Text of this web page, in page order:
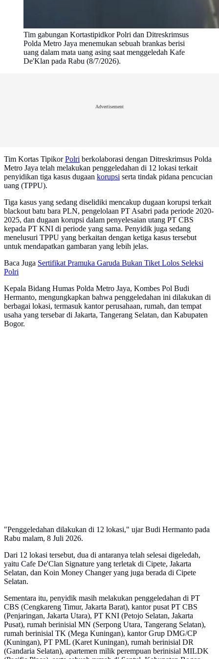
Tim gabungan Kortastipidkor Polri dan Ditreskrimsus
Polda Metro Jaya menemukan sebuah brankas berisi
uang dalam mata uang asing saat menggeledah Kafe
De'Klan pada Rabu (8/7/2026).
Advertisement
Tim Kortas TipikorPolri berkolaborasi dengan Ditreskrimsus Polda
Metro Jaya telah melakukan penggeledahan di 12 lokasi terkait
penyidikan tiga kasus dugaan korupsi serta tindak pidana pencucian
uang (TPPU).
Tiga kasus yang sedang diselidiki mencakup dugaan korupsi terkait
blackout batu bara PLN, pengelolaan PT Asabri pada periode 2020-
2025, dan dugaan korupsi dalam penyelesaian utang PT CBS
kepada PT KNI di periode yang sama. Penyidik juga sedang
menelusuri TPPU yang berkaitan dengan ketiga kasus tersebut
untuk mendapatkan gambaran yang lebih jelas.
Baca Juga Sertifikat Pramuka Garuda Bukan Tiket Lolos Seleksi
Polri
Kepala Bidang Humas Polda Metro Jaya, Kombes Pol Budi
Hermanto, mengungkapkan bahwa penggeledahan ini dilakukan di
berbagai lokasi, termasuk kantor perusahaan, rumah, dan tempat
usaha yang tersebar di Jakarta, Tangerang Selatan, dan Kabupaten
Bogor.
"Penggeledahan dilakukan di 12 lokasi," ujar Budi Hermanto pada
Rabu malam, 8 Juli 2026.
Dari 12 lokasi tersebut, dua di antaranya telah selesai digeledah,
yaitu Cafe De'Clan Signature yang terletak di Cipete, Jakarta
Selatan, dan Koin Money Changer yang juga berada di Cipete
Selatan.
Sementara itu, penyidik masih melakukan penggeledahan di PT
CBS (Cengkareng Timur, Jakarta Barat), kantor pusat PT CBS
(Penjaringan, Jakarta Utara), PT KNI (Petojo Selatan, Jakarta
Pusat), rumah berinisial MN (Serpong Utara, Tangerang Selatan),
rumah berinisial TK (Mega Kuningan), kantor Grup DMG/CP
(Kuningan), PT PML (Karet Kuningan), rumah berinisial DR
(Gandaria Selatan), apartemen milik perempuan berinisial MILDK